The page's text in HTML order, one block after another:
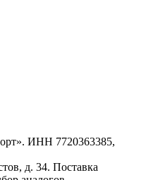
ИНН 7720363385,
д. 34. Поставка